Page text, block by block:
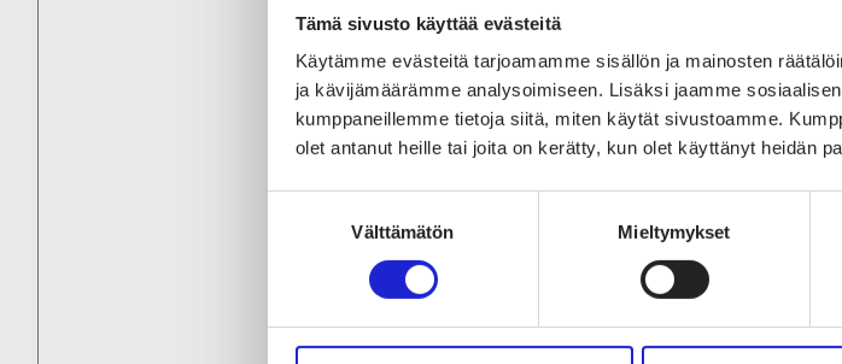
Tämä sivusto käyttää evästeitä
Käytämme evästeitä tarjoamamme sisällön ja mainosten
ja kävijämäärämme analysoimiseen. Lisäksi jaamme
kumppaneillemme tietoja siitä, miten käytät sivustoamme.
olet antanut heille tai joita on kerätty, kun olet käyttänyt heidän
Välttämätön Mieltymykset
Liiton kumppanijäseniksi ovat liittyneet
värimorsingosta sekä metsä-